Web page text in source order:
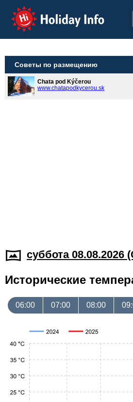
Holiday Info
Советы по размещению
Chata pod Kýčerou
www.chatapodkycerou.sk
суббота 08.08.2026
Исторические
06:00 07:00 08:00